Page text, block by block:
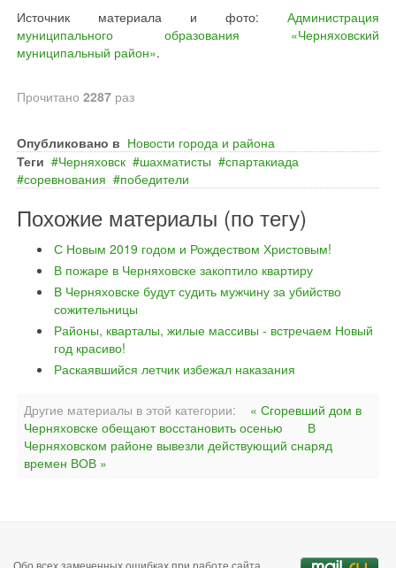
Источник материала и фото: Администрация
муниципального образования «Черняховский
муниципальный район».
Прочитано 2287 раз
Опубликовано в Новости города и района
Теги
Черняховск шахматисты
спартакиада
соревнования
победители
Похожие материалы (по тегу)
С Новым 2019 годом и Рождеством Христовым!
В пожаре в Черняховске закоптило квартиру
В Черняховске будут судить мужчину за убийство
сожительницы
Районы, кварталы, жилые массивы - встречаем Новый
год красиво!
Раскаявшийся летчик избежал наказания
Другие материалы в этой категории:
« Сгоревший дом в
Черняховске обещают восстановить осенью
В
Черняховском районе вывезли действующий снаряд
времен ВОВ »
Обо всех замеченных ошибках при работе сайта